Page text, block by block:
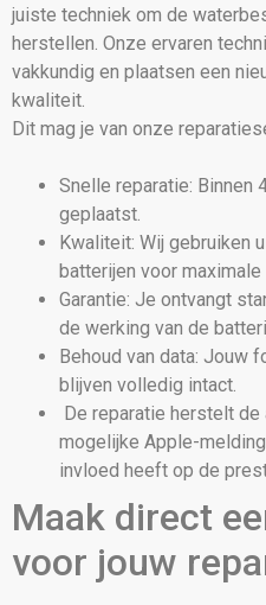
juiste techniek om de
herstellen. Onze ervaren
vakkundig en plaatsen een
kwaliteit.
Dit mag je van onze
Snelle reparatie: Binnen
geplaatst.
Kwaliteit: Wij gebruiken
batterijen voor maximale
Garantie: Je ontvangt
de werking van de
Behoud van data: Jouw
blijven volledig intact.
De reparatie herstelt de
mogelijke Apple-
invloed heeft op de
Maak direct
voor jouw